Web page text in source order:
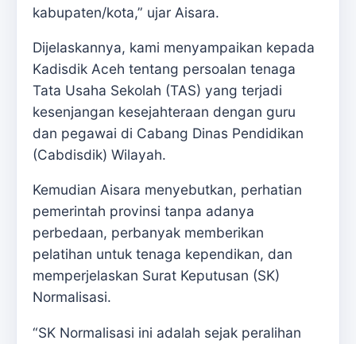
kabupaten/kota,” ujar Aisara.
Dijelaskannya, kami menyampaikan kepada
Kadisdik Aceh tentang persoalan tenaga
Tata Usaha Sekolah (TAS) yang terjadi
kesenjangan kesejahteraan dengan guru
dan pegawai di Cabang Dinas Pendidikan
(Cabdisdik) Wilayah.
Kemudian Aisara menyebutkan, perhatian
pemerintah provinsi tanpa adanya
perbedaan, perbanyak memberikan
pelatihan untuk tenaga kependikan, dan
memperjelaskan Surat Keputusan (SK)
Normalisasi.
“SK Normalisasi ini adalah sejak peralihan